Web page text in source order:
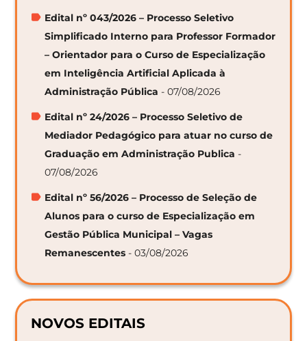
Edital nº 043/2026 – Processo Seletivo
Simplificado Interno para Professor Formador
– Orientador para o Curso de Especialização
em Inteligência Artificial Aplicada à
Administração Pública - 07/08/2026
Edital nº 24/2026 – Processo Seletivo de
Mediador Pedagógico para atuar no curso de
Graduação em Administração Publica -
07/08/2026
Edital nº 56/2026 – Processo de Seleção de
Alunos para o curso de Especialização em
Gestão Pública Municipal – Vagas
Remanescentes - 03/08/2026
NOVOS EDITAIS